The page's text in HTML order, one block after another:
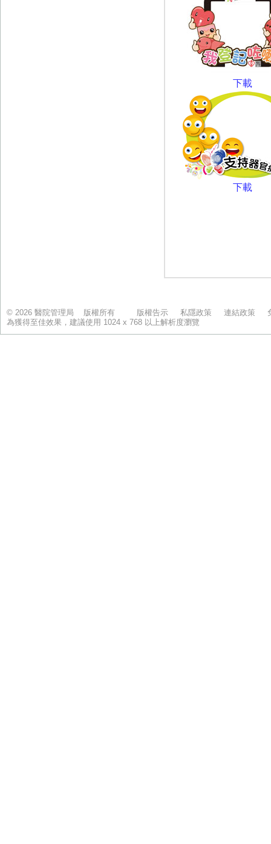
© 2026 醫院管理局 版權所有 版權告示 私隱政策 連結政策
為獲得至佳效果，建議使用 1024 x 768 以上解析度瀏覽